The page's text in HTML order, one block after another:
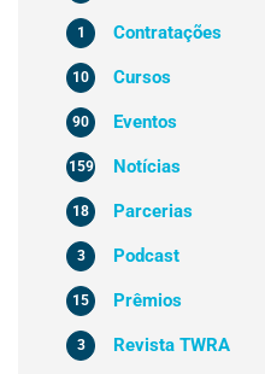
Contratações
1
Cursos
10
Eventos
90
Notícias
159
Parcerias
18
Podcast
3
Prêmios
15
Revista TWRA
3